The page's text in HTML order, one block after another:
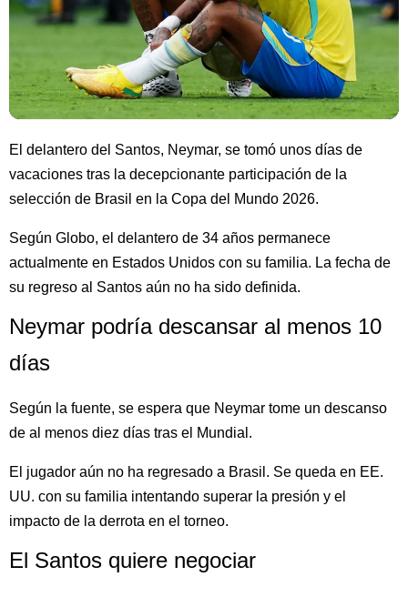
El delantero del Santos, Neymar, se tomó unos días de
vacaciones tras la decepcionante participación de la
selección de Brasil en la Copa del Mundo 2026.
Según Globo, el delantero de 34 años permanece
actualmente en Estados Unidos con su familia. La fecha de
su regreso al Santos aún no ha sido definida.
Neymar podría descansar al menos 10
días
Según la fuente, se espera que Neymar tome un descanso
de al menos diez días tras el Mundial.
El jugador aún no ha regresado a Brasil. Se queda en EE.
UU. con su familia intentando superar la presión y el
impacto de la derrota en el torneo.
El Santos quiere negociar